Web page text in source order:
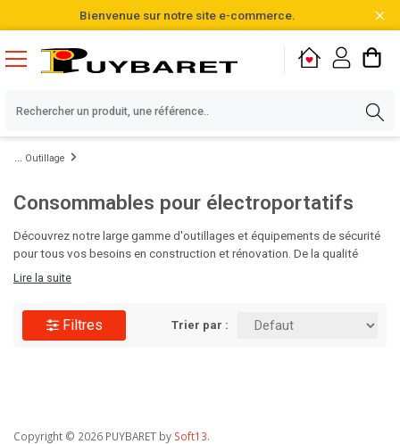
Bienvenue sur notre site e-commerce.
Outillage
Consommables pour électroportatifs
Découvrez notre large gamme d'outillages et équipements de sécurité
pour tous vos besoins en construction et rénovation. De la qualité
professionnelle pour des chantiers réussis et sécurisés. Faites le choix
Lire la suite
Filtres Trier par :
Copyright © 2026 PUYBARET by Soft13.